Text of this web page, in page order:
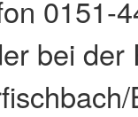
0151-
bei der